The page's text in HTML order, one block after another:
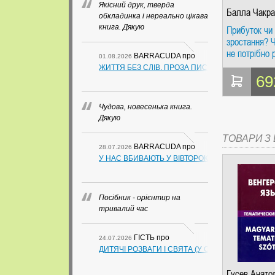
Якісний друк, тверда
обкладинка і нереально цікава
книга. Дякую
01.08.2026 BARRACUDAпро
ЖИТТЯ БЕЗ СЛІВ. ПРОЗА ПИСЬМЕННИКІВ ІЗ
Чудова, новесенька книга.
Дякую
28.07.2026 BARRACUDAпро
У НАС ВБИВАЮТЬ У ВІВТОРОК. СЛАПОВСЬКИЙ
Посібник - орієнтир на
тривалий час
24.07.2026 ГІСТЬ про
ДИТЯЧІ РОЗВАГИ І СВЯТА (У СХЕМАХ,
Балла
Питер Ларанж
Прибуток чи
зростання?
не потрібно
вибір?
Чакраварті,
Ларанж.
ТОВАРИ З